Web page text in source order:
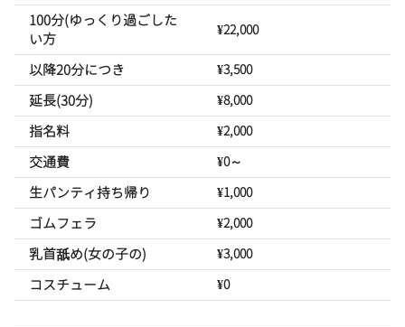
100分(ゆっくり過ごした
い方
¥22,000
以降20分につき ¥3,500
延長(30分) ¥8,000
指名料 ¥2,000
交通費 ¥0～
生パンティ持ち帰り ¥1,000
ゴムフェラ ¥2,000
乳首舐め(女の子の) ¥3,000
コスチューム ¥0